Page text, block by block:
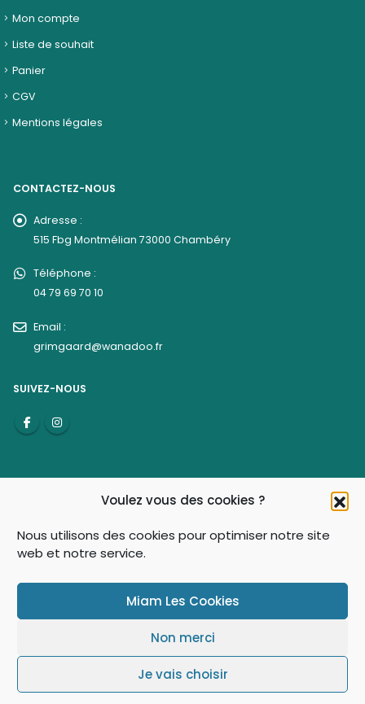
Voulez vous des cookies ?
Nous utilisons des cookies pour optimiser notre site
web et notre service.
Miam Les Cookies
Non merci
Je vais choisir
Mon compte
Liste de souhait
Panier
CGV
Mentions légales
CONTACTEZ-NOUS
Adresse :
515 Fbg Montmélian 73000 Chambéry
Téléphone :
04 79 69 70 10
Email :
grimgaard@wanadoo.fr
SUIVEZ-NOUS